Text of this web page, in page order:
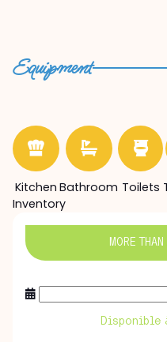
Equipment
Kitchen Bathroom Toilets
Inventory
MORE THAN
Disponible